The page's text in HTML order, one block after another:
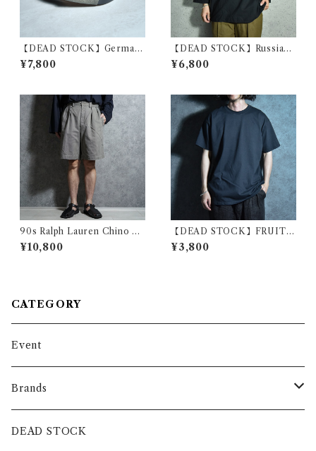
【DEAD STOCK】German
Army Leather Belt Black ド
イツ軍 レザー ベルト ブラック
¥7,800
【DEAD STOCK】Russian
military sleeping shirts V-
Henryneck ロシア軍 スリー
¥6,800
90s Ralph Lauren Chino T
YLER SHORT Pants ラルフ
ローレン チノ ショートパンツ
¥10,800
【DEAD STOCK】FRUIT
OF THE LOOM Euro Mod
el T Shirt Black フルーツオ
¥3,800
CATEGORY
Event
Brands
intch.
DEAD STOCK